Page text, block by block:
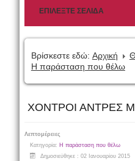
Βρίσκεστε εδώ: Αρχική
Η παράσταση που θέλω
ΧΟΝΤΡΟΙ ΑΝΤΡΕΣ
Λεπτομέρειες
Κατηγορία: Η παράσταση που θέλω
Δημοσιεύθηκε : 02 Ιανουαρίου 2015